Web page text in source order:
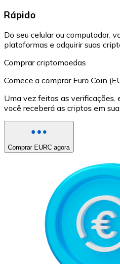
Rápido
Do seu celular ou computador,
plataformas e adquirir suas
Comprar criptomoedas
Comece a comprar Euro Coin
Uma vez feitas as verificações,
você receberá as criptos em
Comprar EURC agora